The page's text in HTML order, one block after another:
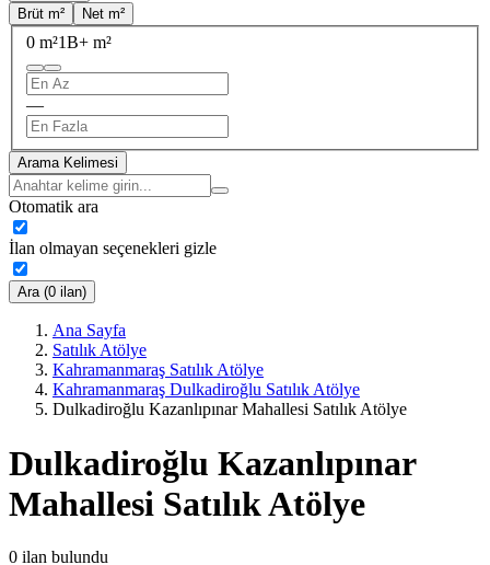
Brüt m²
Net m²
0 m²1B+ m²
—
Arama Kelimesi
Otomatik ara
İlan olmayan seçenekleri gizle
Ara (0 ilan)
Ana Sayfa
Satılık Atölye
Kahramanmaraş Satılık Atölye
Kahramanmaraş Dulkadiroğlu Satılık Atölye
Dulkadiroğlu Kazanlıpınar Mahallesi Satılık Atölye
Dulkadiroğlu Kazanlıpınar
Mahallesi Satılık Atölye
0 ilan bulundu